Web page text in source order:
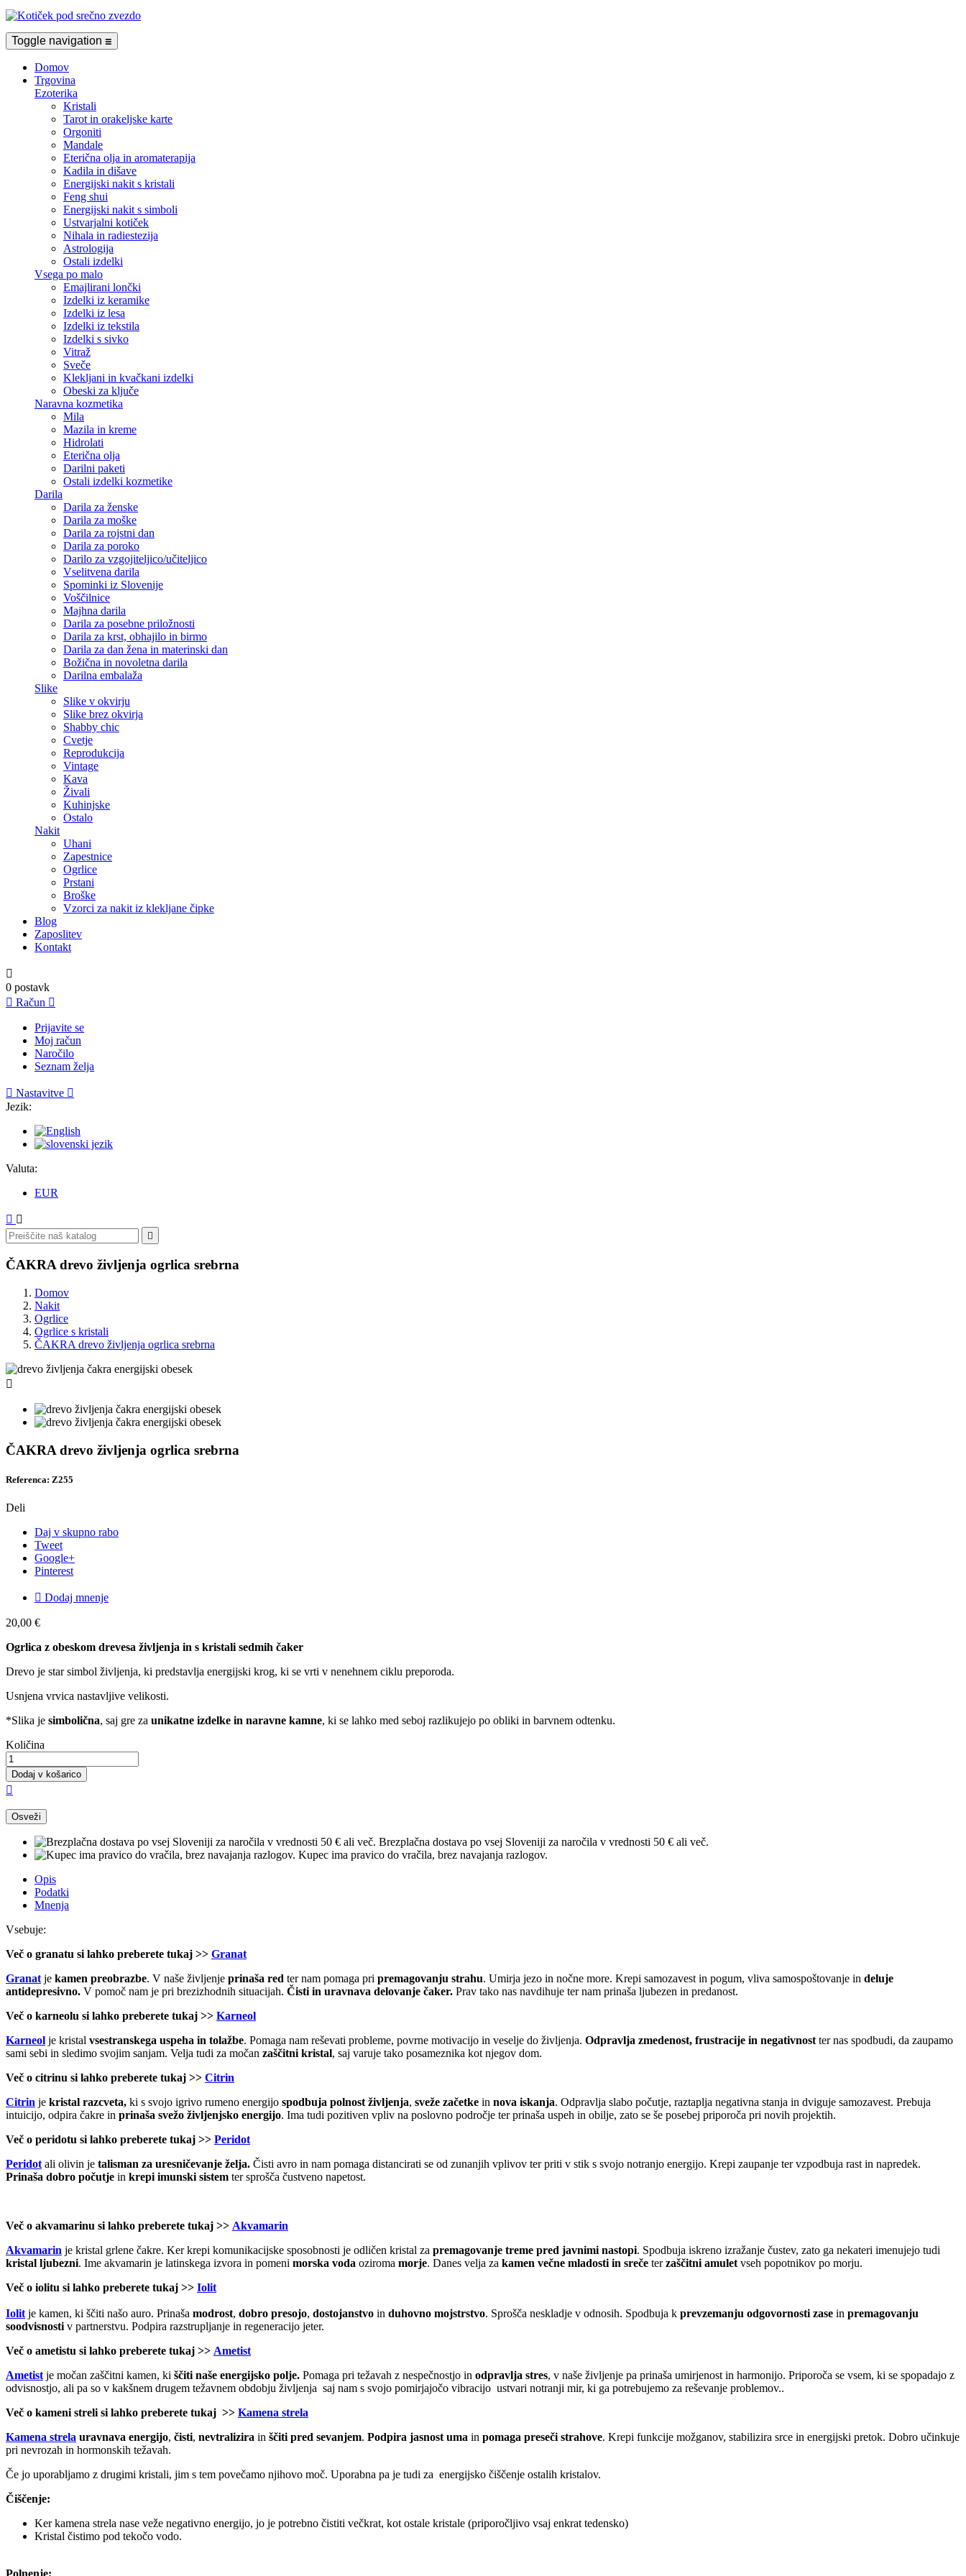
Toggle navigation ☰
Domov
Trgovina
Ezoterika
Kristali
Tarot in orakeljske karte
Orgoniti
Mandale
Eterična olja in aromaterapija
Kadila in dišave
Energijski nakit s kristali
Feng shui
Energijski nakit s simboli
Ustvarjalni kotiček
Nihala in radiestezija
Astrologija
Ostali izdelki
Vsega po malo
Emajlirani lončki
Izdelki iz keramike
Izdelki iz lesa
Izdelki iz tekstila
Izdelki s sivko
Vitraž
Sveče
Klekljani in kvačkani izdelki
Obeski za ključe
Naravna kozmetika
Mila
Mazila in kreme
Hidrolati
Eterična olja
Darilni paketi
Ostali izdelki kozmetike
Darila
Darila za ženske
Darila za moške
Darila za rojstni dan
Darila za poroko
Darilo za vzgojiteljico/učiteljico
Vselitvena darila
Spominki iz Slovenije
Voščilnice
Majhna darila
Darila za posebne priložnosti
Darila za krst, obhajilo in birmo
Darila za dan žena in materinski dan
Božična in novoletna darila
Darilna embalaža
Slike
Slike v okvirju
Slike brez okvirja
Shabby chic
Cvetje
Reprodukcija
Vintage
Kava
Živali
Kuhinjske
Ostalo
Nakit
Uhani
Zapestnice
Ogrlice
Prstani
Broške
Vzorci za nakit iz klekljane čipke
Blog
Zaposlitev
Kontakt

0 postavk
 Račun 
Prijavite se
Moj račun
Naročilo
Seznam želja
 Nastavitve 
Jezik:
Valuta:
EUR
 

ČAKRA drevo življenja ogrlica srebrna
Domov
Nakit
Ogrlice
Ogrlice s kristali
ČAKRA drevo življenja ogrlica srebrna

ČAKRA drevo življenja ogrlica srebrna
Referenca: Z255
Deli
Daj v skupno rabo
Tweet
Google+
Pinterest
 Dodaj mnenje
20,00 €
Ogrlica z obeskom drevesa življenja in s kristali sedmih čaker
Drevo je star simbol življenja, ki predstavlja energijski krog, ki se vrti v nenehnem ciklu preporoda.
Usnjena vrvica nastavljive velikosti.
*Slika je simbolična, saj gre za unikatne izdelke in naravne kamne, ki se lahko med seboj razlikujejo po obliki in barvnem odtenku.
Količina
Dodaj v košarico

Brezplačna dostava po vsej Sloveniji za naročila v vrednosti 50 € ali več.
Kupec ima pravico do vračila, brez navajanja razlogov.
Opis
Podatki
Mnenja
Vsebuje:
Več o granatu si lahko preberete tukaj >> Granat
Granat je kamen preobrazbe. V naše življenje prinaša red ter nam pomaga pri premagovanju strahu. Umirja jezo in nočne more. Krepi samozavest in pogum, vliva samospoštovanje in deluje
antidepresivno. V pomoč nam je pri brezizhodnih situacijah. Čisti in uravnava delovanje čaker. Prav tako nas navdihuje ter nam prinaša ljubezen in predanost.
Več o karneolu si lahko preberete tukaj >> Karneol
Karneol je kristal vsestranskega uspeha in tolažbe. Pomaga nam reševati probleme, povrne motivacijo in veselje do življenja. Odpravlja zmedenost, frustracije in negativnost ter nas spodbudi, da zaupamo
sami sebi in sledimo svojim sanjam. Velja tudi za močan zaščitni kristal, saj varuje tako posameznika kot njegov dom.
Več o citrinu si lahko preberete tukaj >> Citrin
Citrin je kristal razcveta, ki s svojo igrivo rumeno energijo spodbuja polnost življenja, sveže začetke in nova iskanja. Odpravlja slabo počutje, raztaplja negativna stanja in dviguje samozavest. Prebuja
intuicijo, odpira čakre in prinaša svežo življenjsko energijo. Ima tudi pozitiven vpliv na poslovno področje ter prinaša uspeh in obilje, zato se še posebej priporoča pri novih projektih.
Več o peridotu si lahko preberete tukaj >> Peridot
Peridot ali olivin je talisman za uresničevanje želja. Čisti avro in nam pomaga distancirati se od zunanjih vplivov ter priti v stik s svojo notranjo energijo. Krepi zaupanje ter vzpodbuja rast in napredek.
Prinaša dobro počutje in krepi imunski sistem ter sprošča čustveno napetost.
Več o akvamarinu si lahko preberete tukaj >> Akvamarin
Akvamarin je kristal grlene čakre. Ker krepi komunikacijske sposobnosti je odličen kristal za premagovanje treme pred javnimi nastopi. Spodbuja iskreno izražanje čustev, zato ga nekateri imenujejo tudi
kristal ljubezni. Ime akvamarin je latinskega izvora in pomeni morska voda oziroma morje. Danes velja za kamen večne mladosti in sreče terzaščitni amulet vseh popotnikov po morju.
Več o iolitu si lahko preberete tukaj >> Iolit
Iolit je kamen, ki ščiti našo auro. Prinaša modrost, dobro presojo, dostojanstvo in duhovno mojstrstvo. Sprošča neskladje v odnosih. Spodbuja k prevzemanju odgovornosti zase in premagovanju
soodvisnosti v partnerstvu. Podpira razstrupljanje in regeneracijo jeter.
Več o ametistu si lahko preberete tukaj >> Ametist
Ametist je močan zaščitni kamen, ki ščiti naše energijsko polje. Pomaga pri težavah z nespečnostjo in odpravlja stres, v naše življenje pa prinaša umirjenost in harmonijo. Priporoča se vsem, ki se spopadajo z
odvisnostjo, ali pa so v kakšnem drugem težavnem obdobju življenja saj nam s svojo pomirjajočo vibracijo ustvari notranji mir, ki ga potrebujemo za reševanje problemov..
Več o kameni streli si lahko preberete tukaj >> Kamena strela
Kamena strela uravnava energijo, čisti, nevtralizira in ščiti pred sevanjem. Podpira jasnost uma in pomaga preseči strahove. Krepi funkcije možganov, stabilizira srce in energijski pretok. Dobro učinkuje
pri nevrozah in hormonskih težavah.
Če jo uporabljamo z drugimi kristali, jim s tem povečamo njihovo moč. Uporabna pa je tudi za energijsko čiščenje ostalih kristalov.
Čiščenje:
Ker kamena strela nase veže negativno energijo, jo je potrebno čistiti večkrat, kot ostale kristale (priporočljivo vsaj enkrat tedensko)
Kristal čistimo pod tekočo vodo.
Polnenje: